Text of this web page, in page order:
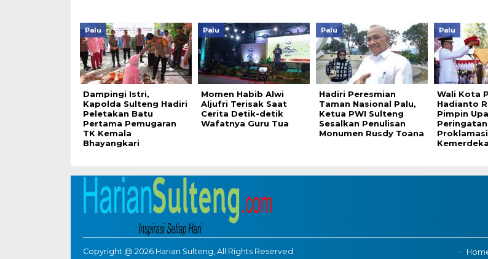
Palu
Dampingi Istri,
Kapolda Sulteng Hadiri
Peletakan Batu
Pertama Pemugaran
TK Kemala
Bhayangkari
Palu
Momen Habib Alwi
Aljufri Terisak Saat
Cerita Detik-detik
Wafatnya Guru Tua
Palu
Hadiri Peresmian
Taman Nasional Palu,
Ketua PWI Sulteng
Sesalkan Penulisan
Monumen Rusdy Toana
Palu
Wali Kota
Hadianto
Pimpin
Proklamasi
Copyright @ 2026 Harian Sulteng, All Rights Reserved